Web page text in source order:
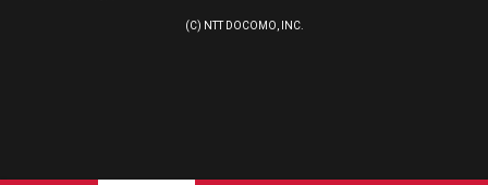
(C) NTT DOCOMO, INC.